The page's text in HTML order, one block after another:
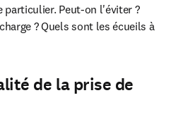
Peut-on l'éviter ?
? Quels sont les écueils à
de la prise de